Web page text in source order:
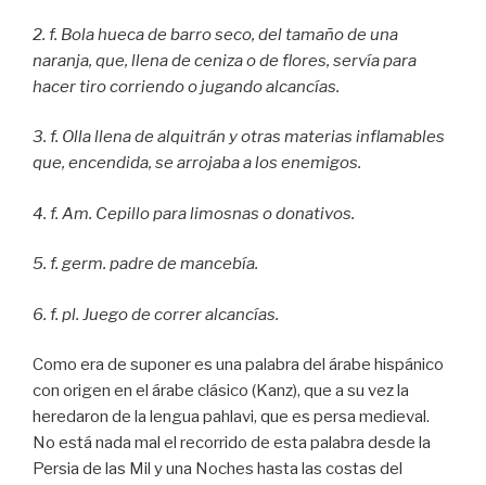
2. f. Bola hueca de barro seco, del tamaño de una
naranja, que, llena de ceniza o de flores, servía para
hacer tiro corriendo o jugando alcancías.
3. f. Olla llena de alquitrán y otras materias inflamables
que, encendida, se arrojaba a los enemigos.
4. f. Am. Cepillo para limosnas o donativos.
5. f. germ. padre de mancebía.
6. f. pl. Juego de correr alcancías.
Como era de suponer es una palabra del árabe hispánico
con origen en el árabe clásico (Kanz), que a su vez la
heredaron de la lengua pahlavi, que es persa medieval.
No está nada mal el recorrido de esta palabra desde la
Persia de las Mil y una Noches hasta las costas del